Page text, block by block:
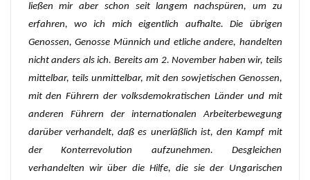
ließen mir aber schon seit langem nachspüren, um zu
erfahren, wo ich mich eigentlich aufhalte. Die übrigen
Genossen, Genosse Münnich und etliche andere, handelten
nicht anders als ich. Bereits am 2. November haben wir, teils
mittelbar, teils unmittelbar, mit den sowjetischen Genossen,
mit den Führern der volksdemokratischen Länder und mit
anderen Führern der internationalen Arbeiterbewegung
darüber verhandelt, daß es unerläßlich ist, den Kampf mit
der Konterrevolution aufzunehmen. Desgleichen
verhandelten wir über die Hilfe, die sie der Ungarischen